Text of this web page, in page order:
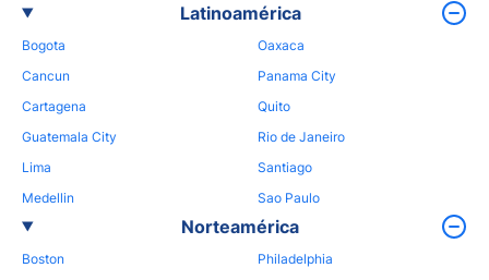
Latinoamérica
Bogota
Cancun
Cartagena
Guatemala City
Lima
Medellin
Oaxaca
Panama City
Quito
Rio de Janeiro
Santiago
Sao Paulo
Norteamérica
Boston
Philadelphia